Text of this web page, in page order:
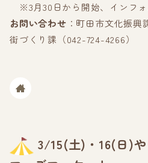
※3月30日から開始、インフォ
お問い合わせ ：町田市文化振
街づくり課（042-724-4266）
3/15(土)・16(日)